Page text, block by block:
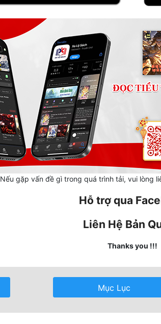
Nếu gặp vấn đề gì trong quá trình tải, vui lòng
Hỗ trợ qua
Liên Hệ Bản
Thanks you !!!
Mục Lục